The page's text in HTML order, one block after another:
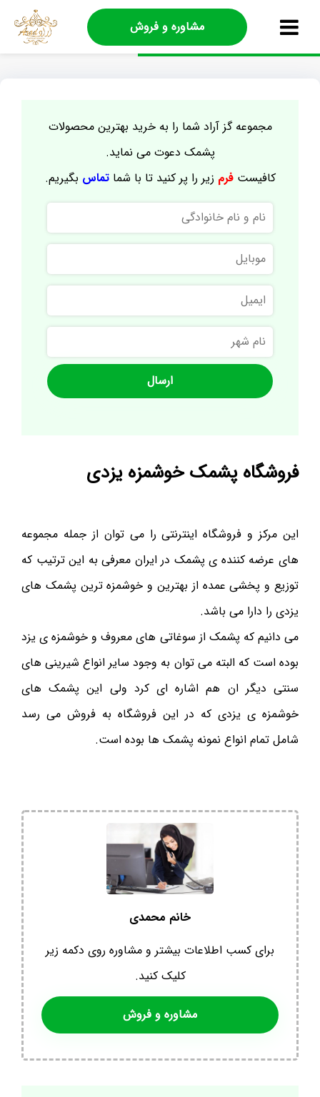
مشاوره و فروش
مجموعه گز آراد شما را به خرید بهترین محصولات
پشمک دعوت می نماید.
کافیستفرم زیر را پر کنید تا با شماتماس بگیریم.
نام
و
نام
خانوادگی
موبایل
ایمیل
نام
شهر
فروشگاه پشمک خوشمزه یزدی
این مرکز و فروشگاه اینترنتی را می توان از جمله مجموعه
های عرضه کننده ی پشمک در ایران معرفی به این ترتیب که
توزیع و پخشی عمده از بهترین و خوشمزه ترین پشمک های
یزدی را دارا می باشد.
می دانیم که پشمک از سوغاتی های معروف و خوشمزه ی یزد
بوده است که البته می توان به وجود سایر انواع شیرینی های
سنتی دیگر ان هم اشاره ای کرد ولی این پشمک های
خوشمزه ی یزدی که در این فروشگاه به فروش می رسد
شامل تمام انواع نمونه پشمک ها بوده است.
خانم محمدی
برای کسب اطلاعات بیشتر و مشاوره روی دکمه زیر
کلیک کنید.
مشاوره و فروش